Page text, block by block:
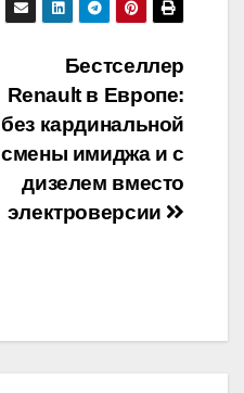
Бестселлер
Renault в Европе:
без кардинальной
смены имиджа и с
дизелем вместо
электроверсии